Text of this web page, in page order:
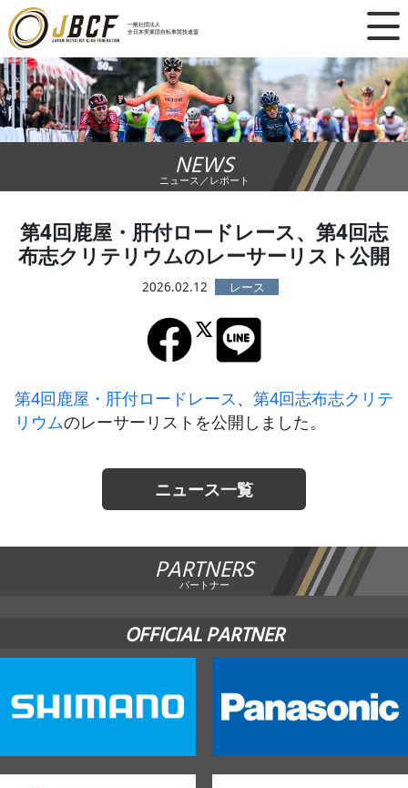
一般社団法人
全日本実業団自転車競技連盟
×
ニュース
レース日程
ランキング
チーム・選手
競技ガイド
加盟・登録
エントリー
NEWS
ニュース／レポート
第4回鹿屋・肝付ロードレース、第4回志
布志クリテリウムのレーサーリスト公開
2026.02.12
第4回鹿屋・肝付ロードレース、 第4回志布志クリテ
リウムのレーサーリストを公開しました。
ニュース一覧
PARTNERS
パートナー
OFFICIAL PARTNER